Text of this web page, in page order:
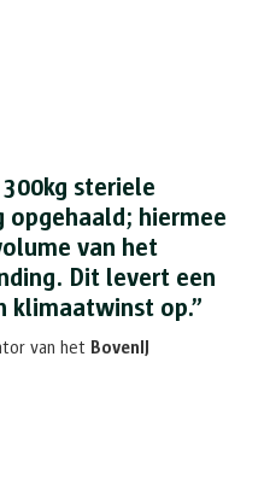
steriele
opgehaald; hiermee
van het
Dit levert een
klimaatwinst op.”
van het BovenIJ